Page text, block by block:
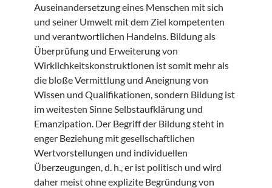
Auseinandersetzung eines Menschen mit sich
und seiner Umwelt mit dem Ziel kompetenten
und verantwortlichen Handelns. Bildung als
Überprüfung und Erweiterung von
Wirklichkeitskonstruktionen ist somit mehr als
die bloße Vermittlung und Aneignung von
Wissen und Qualifikationen, sondern Bildung ist
im weitesten Sinne Selbstaufklärung und
Emanzipation. Der Begriff der Bildung steht in
enger Beziehung mit gesellschaftlichen
Wertvorstellungen und individuellen
Überzeugungen, d. h., er ist politisch und wird
daher meist ohne explizite Begründung von